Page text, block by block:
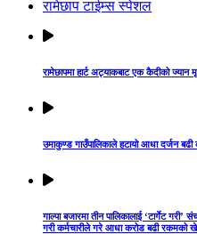
रामेछाप टाईम्स स्पेशल
रामेछापमा हार्ट अट्याकबाट एक कैदीको ज्यान
उमाकुण्ड गाउँपालिकाले हटायो आधा दर्जन बढी
गाल्पा बजारमा तीन पालिकालाई ‘टार्गेट
गरी कर्मचारीले गरे आधा करोड बढी रकमको